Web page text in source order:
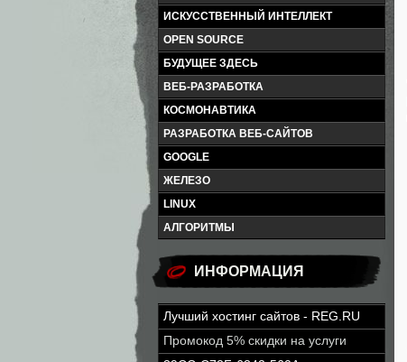
ИСКУССТВЕННЫЙ ИНТЕЛЛЕКТ
OPEN SOURCE
БУДУЩЕЕ ЗДЕСЬ
ВЕБ-РАЗРАБОТКА
КОСМОНАВТИКА
РАЗРАБОТКА ВЕБ-САЙТОВ
GOOGLE
ЖЕЛЕЗО
LINUX
АЛГОРИТМЫ
ИНФОРМАЦИЯ
Лучший хостинг сайтов - REG.RU
Промокод 5% скидки на услуги